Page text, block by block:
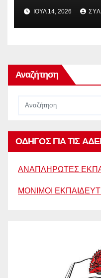
ΠΑΡΑΠΟΜΠΗ
ΣΤΟ
ΙΟΎΛ 14, 2026
Αναζήτηση
ΟΔΗΓΟΣ ΓΙΑ ΤΙΣ
ΑΝΑΠΛΗΡΩΤΕΣ
ΜΟΝΙΜΟΙ